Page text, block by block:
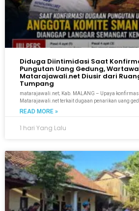
Diduga Diintimidasi Saat
Pungutan Uang Gedung,
Matarajawali.net Diusir dari
Tumpang
matarajawali.net; Kab. MALANG – Upaya
Matarajawali.net terkait dugaan penarikan uang
READ MORE »
1 hari Yang Lalu